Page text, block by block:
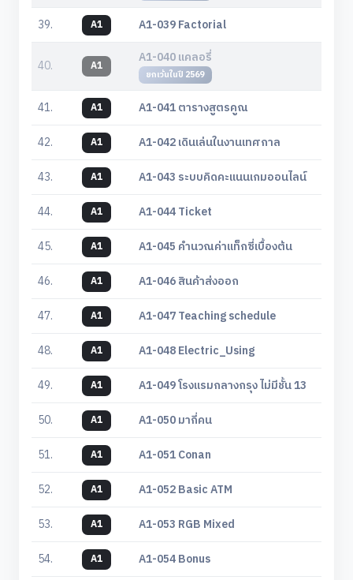
39. A1 A1-039 Factorial
40. A1 A1-040 แคลอรี่
ยกเว้นในปี 2569
41. A1
A1-041 ตารางสูตรคูณ
42.
A1
A1-042 เดินเล่นในงานเทศกาล
43.
A1
A1-043 ระบบคิดคะแนนเกมออนไลน์
44.
A1
A1-044 Ticket
45.
A1
A1-045 คํานวณค่าแท็กซี่เบื้องต้น
46.
A1
A1-046 สินค้าส่งออก
47.
A1
A1-047 Teaching schedule
48.
A1
A1-048 Electric_Using
49.
A1
A1-049 โรงแรมกลางกรุง ไม่มีชั้น 13
50.
A1
A1-050 มากี่คน
51.
A1
A1-051 Conan
52.
A1
A1-052 Basic ATM
53.
A1
A1-053 RGB Mixed
54.
A1
A1-054 Bonus